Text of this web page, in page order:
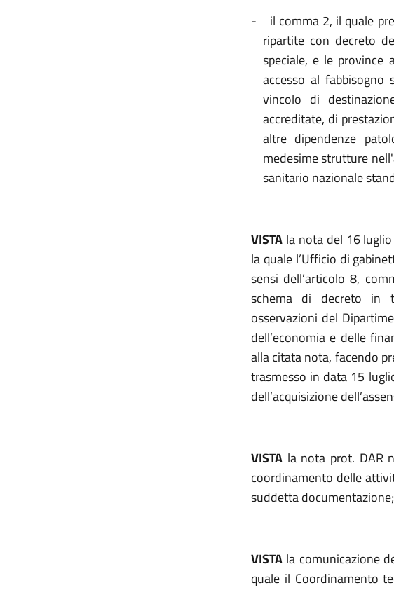
-
il comma 2, il quale
ripartite con decreto
speciale, e le
accesso al
vincolo di
accreditate, di
altre dipendenze
medesime strutture
sanitario nazionale
VISTA la nota del 16
la quale l’Ufficio di
sensi dell’articolo 8,
schema di decreto in
osservazioni del
dell’economia e delle
alla citata nota, facendo
trasmesso in data 15
dell’acquisizione
VISTA la nota prot. DAR
coordinamento delle
suddetta documentazione;
VISTA la comunicazione
quale il Coordinamento